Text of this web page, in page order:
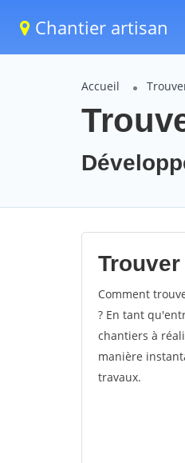
Chantier artisan
Accueil
Comment
? En tant
chantiers à
manière
travaux.